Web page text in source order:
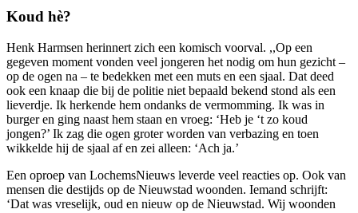
Koud hè?
Henk Harmsen herinnert zich een komisch voorval. ,,Op een
gegeven moment vonden veel jongeren het nodig om hun gezicht –
op de ogen na – te bedekken met een muts en een sjaal. Dat deed
ook een knaap die bij de politie niet bepaald bekend stond als een
lieverdje. Ik herkende hem ondanks de vermomming. Ik was in
burger en ging naast hem staan en vroeg: ‘Heb je ‘t zo koud
jongen?’ Ik zag die ogen groter worden van verbazing en toen
wikkelde hij de sjaal af en zei alleen: ‘Ach ja.’
Een oproep van LochemsNieuws leverde veel reacties op. Ook van
mensen die destijds op de Nieuwstad woonden. Iemand schrijft:
‘Dat was vreselijk, oud en nieuw op de Nieuwstad. Wij woonden